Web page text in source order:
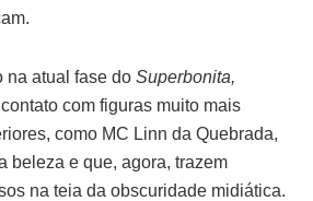
na atual fase do Superbonita,
com figuras muito mais
como MC Linn da Quebrada,
beleza e que, agora, trazem
na teia da obscuridade midiática.